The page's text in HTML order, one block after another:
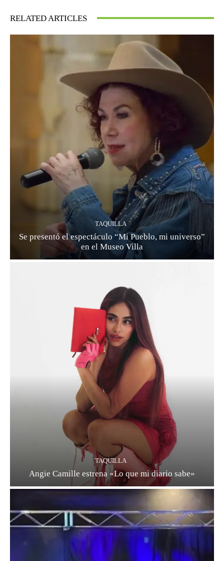
RELATED ARTICLES
TAQUILLA
Se presentó el espectáculo “Mi Pueblo, mi universo”
en el Museo Villa
TAQUILLA
Angie Camille estrena «Lo que mi diario sabe»